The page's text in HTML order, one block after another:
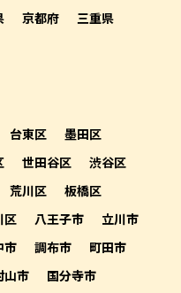
京都府
三重県
台東区
墨田区
世田谷区
渋谷区
荒川区
板橋区
区 八王子市
立川市
市 調布市
町田市
山市
国分寺市